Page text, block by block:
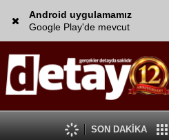
Android uygulamamız
Google Play'de mevcut
SON DAKİKA